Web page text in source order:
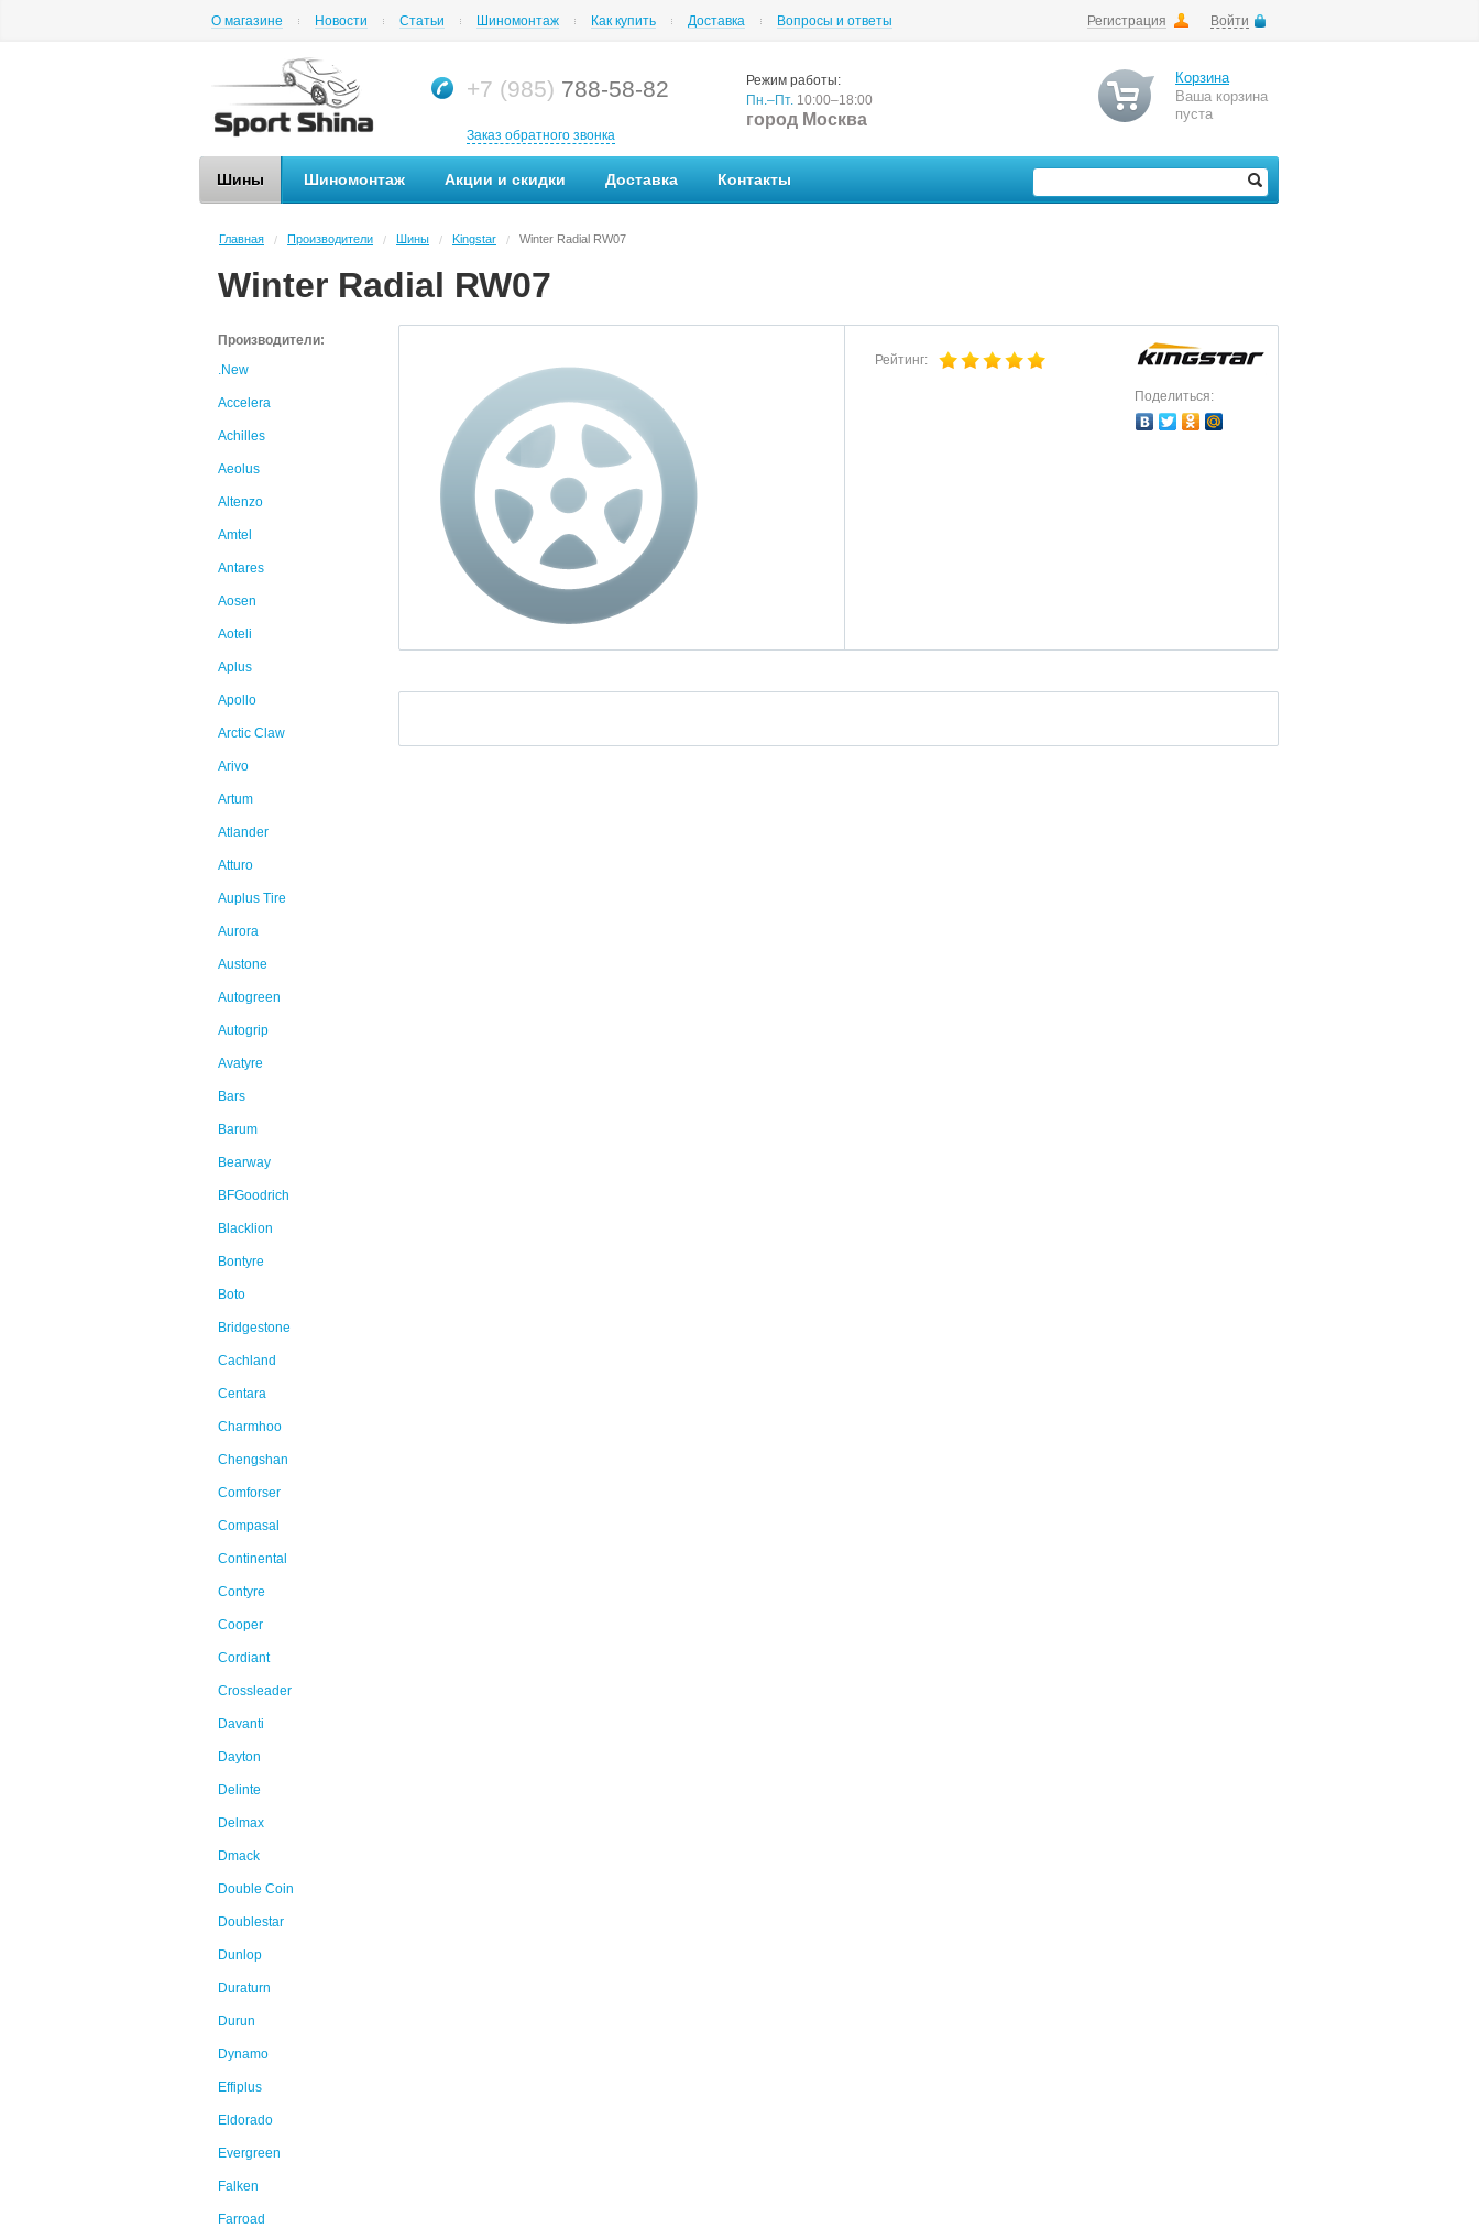
Регистрация Войти
О магазине Новости Статьи Шиномонтаж Как купить Доставка Вопросы и ответы
+7 (985) 788-58-82
Заказ обратного звонка
Режим работы:
Пн.–Пт. 10:00–18:00
город Москва
Корзина
Ваша корзина
пуста
Шины Шиномонтаж Акции и скидки Доставка Контакты
Главная / Производители / Шины / Kingstar / Winter Radial RW07
Winter Radial RW07
Производители:
.New
Accelera
Achilles
Aeolus
Altenzo
Amtel
Antares
Aosen
Aoteli
Aplus
Apollo
Arctic Claw
Arivo
Artum
Atlander
Atturo
Auplus Tire
Aurora
Austone
Autogreen
Autogrip
Avatyre
Bars
Barum
Bearway
BFGoodrich
Blacklion
Bontyre
Boto
Bridgestone
Cachland
Centara
Charmhoo
Chengshan
Comforser
Compasal
Continental
Contyre
Cooper
Cordiant
Crossleader
Davanti
Dayton
Delinte
Delmax
Dmack
Double Coin
Doublestar
Dunlop
Duraturn
Durun
Dynamo
Effiplus
Eldorado
Evergreen
Falken
Farroad
Рейтинг:
Поделиться: